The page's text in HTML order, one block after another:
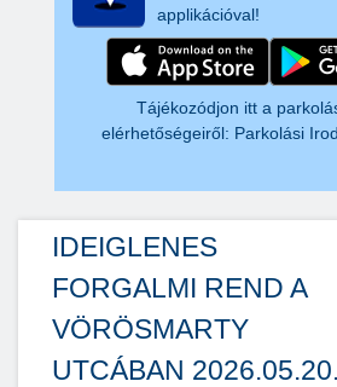
applikációval!
Tájékozódjon itt a
elérhetőségeiről: Parkolási
IDEIGLENES
FORGALMI REND A
VÖRÖSMARTY
UTCÁBAN 2026.05.20.